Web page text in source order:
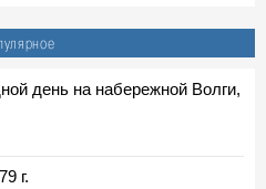
Афганистане ульяновец
день на набережной Волги,
г.